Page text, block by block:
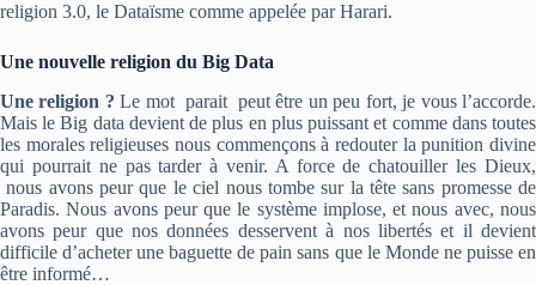
religion 3.0, le Dataïsme comme appelée par Harari.
Une nouvelle religion du Big Data
Une religion ? Le mot parait peut être un peu fort, je vous l’accorde.
Mais le Big data devient de plus en plus puissant et comme dans toutes
les morales religieuses nous commençons à redouter la punition divine
qui pourrait ne pas tarder à venir. A force de chatouiller les Dieux,
nous avons peur que le ciel nous tombe sur la tête sans promesse de
Paradis. Nous avons peur que le système implose, et nous avec, nous
avons peur que nos données desservent à nos libertés et il devient
difficile d’acheter une baguette de pain sans que le Monde ne puisse en
être informé…